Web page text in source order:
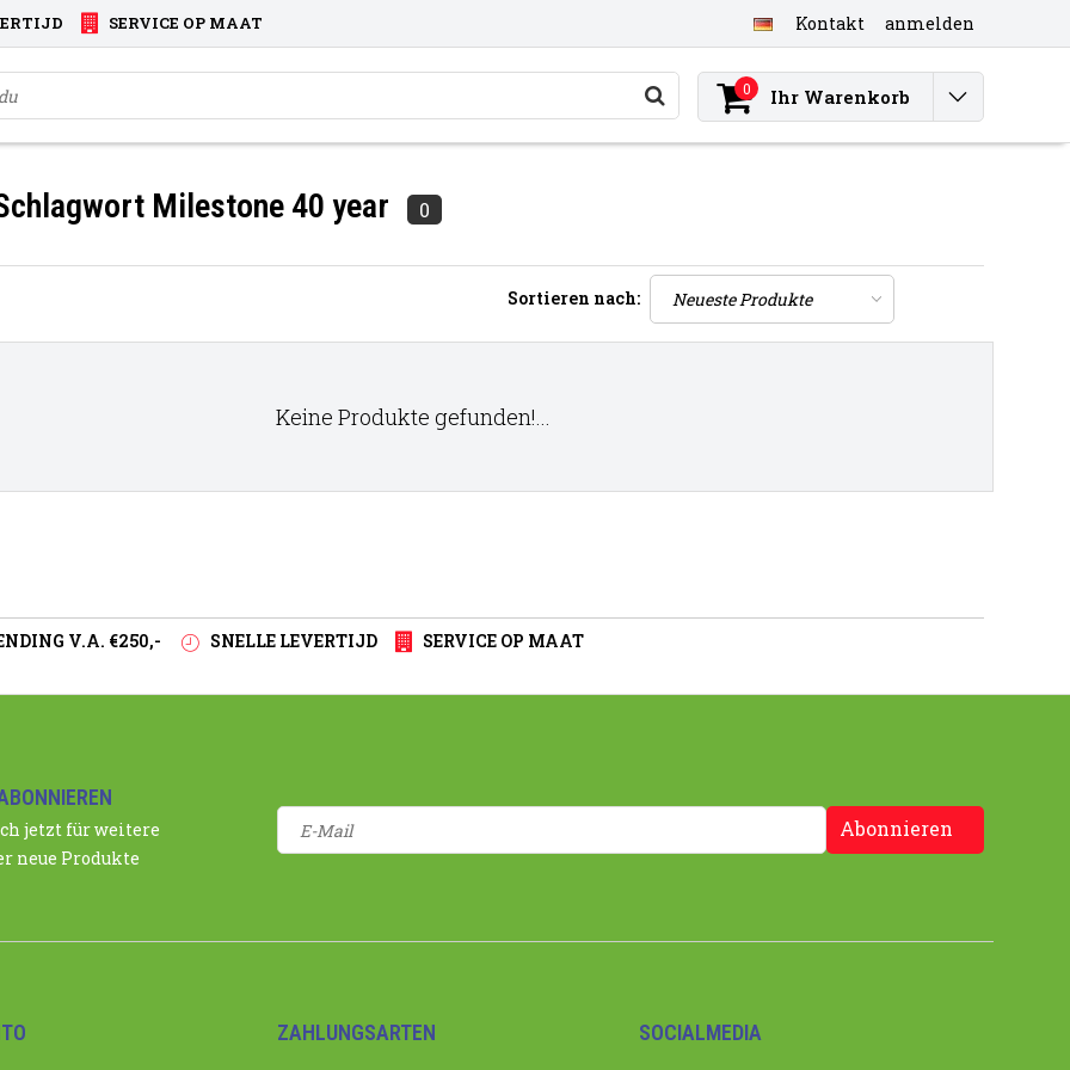
SERVICE OP MAAT Kontakt anmelden
0 Ihr Warenkorb
Milestone 40 year 0
Sortieren nach:
Keine Produkte gefunden!...
V.A. €250,- SNELLE LEVERTIJD SERVICE OP MAAT
jetzt für weitere
neue Produkte
Abonnieren
ZAHLUNGSARTEN SOCIALMEDIA